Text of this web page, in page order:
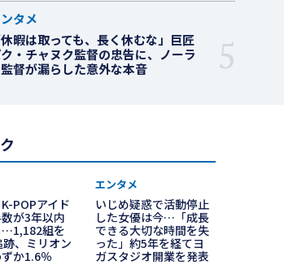
タメ
休暇は取っても、長く休むな」巨匠
・チャヌク監督の忠告に、ノーラ
督が漏らした意外な本音
K-POPアイド
が3年以内
…1,182組を
、ミリオン
か1.6％
エンタメ
いじめ疑惑で活動停止
した女優は今…「成長
できる大切な時間を失
った」約5年を経てヨ
ガスタジオ開業を発表